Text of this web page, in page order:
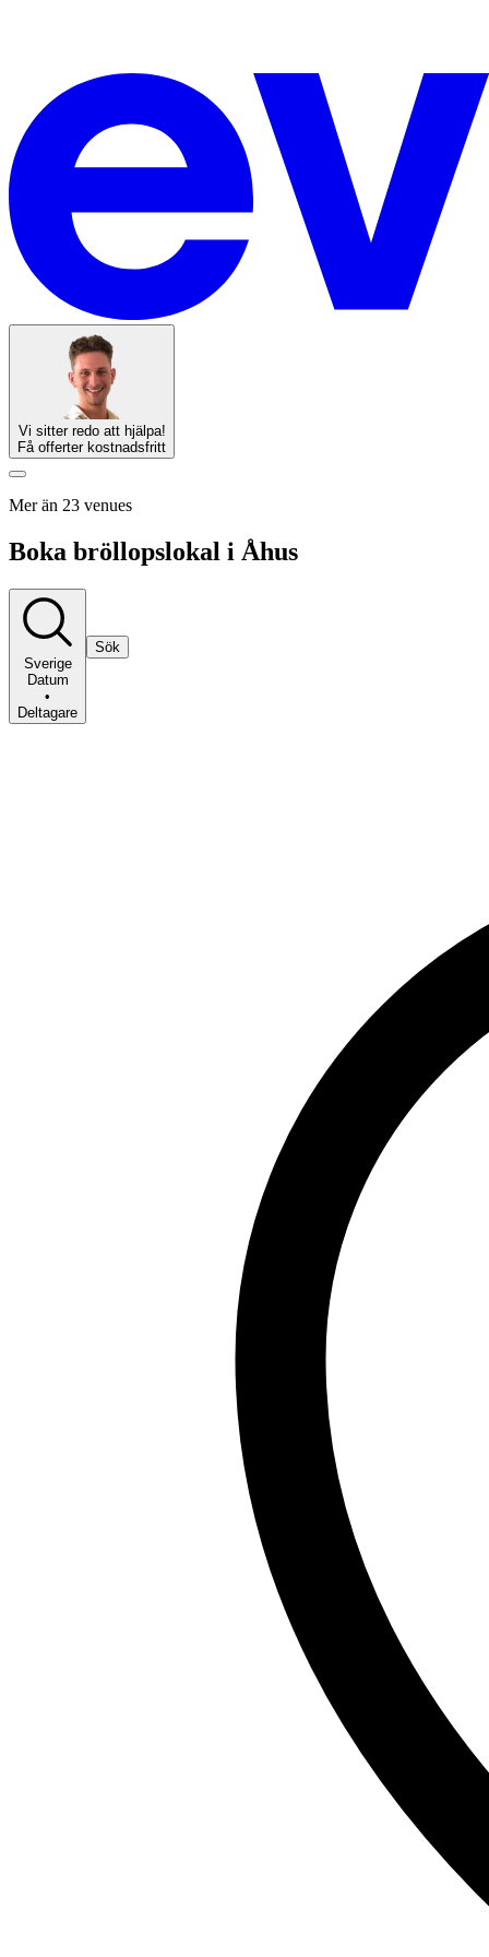
Vi sitter redo att hjälpa!
Få offerter kostnadsfritt
Mer än 23 venues
Boka bröllopslokal i Åhus
Sverige
Datum
•
Deltagare
Sök